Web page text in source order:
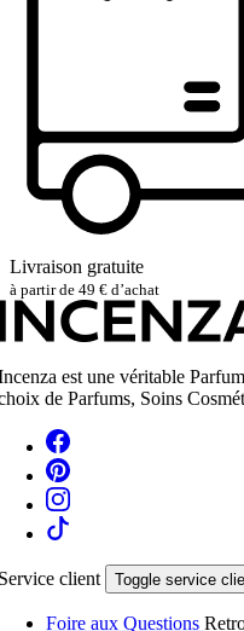
Livraison gratuite
à partir de 49 € d’achat
est une véritable
de Parfums, Soins
client Toggle service
Foire aux Questions